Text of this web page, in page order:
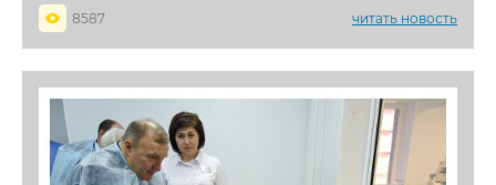
8587
читать новость